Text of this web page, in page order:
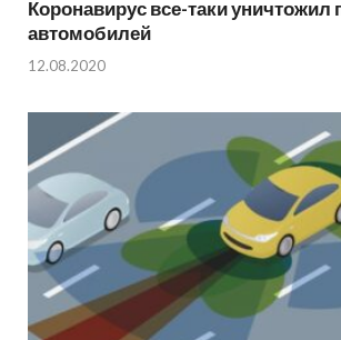
Коронавирус все-таки уничтожил
автомобилей
12.08.2020